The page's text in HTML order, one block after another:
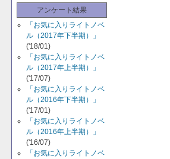
アンケート結果
「お気に入りライトノベ
ル（2017年下半期）」
('18/01)
「お気に入りライトノベ
ル（2017年上半期）」
('17/07)
「お気に入りライトノベ
ル（2016年下半期）」
('17/01)
「お気に入りライトノベ
ル（2016年上半期）」
('16/07)
「お気に入りライトノベ